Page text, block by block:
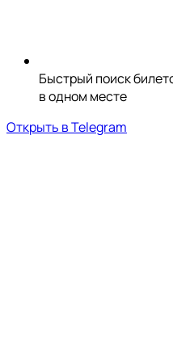
Быстрый поиск
в одном месте
Открыть в Telegram